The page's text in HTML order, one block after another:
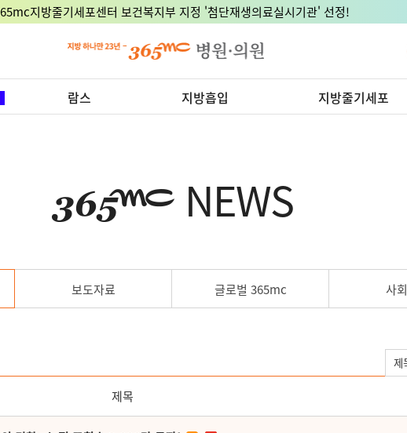
지방줄기세포센터 보건복지부 지정 '첨단재생의료실시기관' 선정!
람스 지방흡입 지방줄기세포
NEWS
보도자료 글로벌 365mc 사
제목